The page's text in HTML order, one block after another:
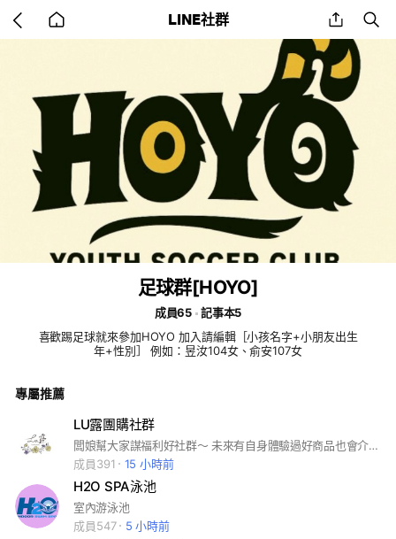
back
to
LINE社群 share
足球群[HOYO]
成員65
記事本5
喜歡踢足球就來參加HOYO 加入請編輯［小孩名字+小朋友出生
年+性別］ 例如：昱汝104女、俞安107女
專屬推薦
LU露團購社群
闆娘幫大家謀福利好社群～ 未來有自身體驗過好商品也會介紹給大家～ 歡迎邀請朋友一起加入！ 請大家勿棄標，一律黑名單
成員391
15 小時前
H2O SPA泳池
室內游泳池
成員547
5 小時前